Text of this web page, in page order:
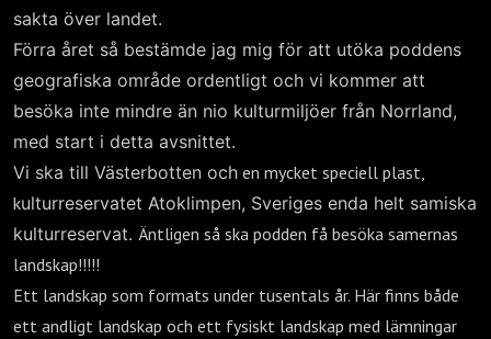
sakta över landet.
Förra året så bestämde jag mig för att utöka poddens
geografiska område ordentligt och vi kommer att
besöka inte mindre än nio kulturmiljöer från Norrland,
med start i detta avsnittet.
Vi ska till Västerbotten och en mycket speciell plast,
kulturreservatet Atoklimpen, Sveriges enda helt samiska
kulturreservat. Äntligen så ska podden få besöka samernas
landskap!!!!!
Ett landskap som formats under tusentals år. Här finns både
ett andligt landskap och ett fysiskt landskap med lämningar